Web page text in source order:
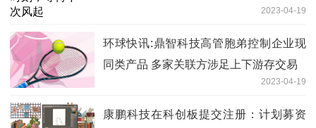
2023-04-19
环球快讯:鼎智科技高管胞弟控制企业现
同类产品 多家关联方涉足上下游存交易
2023-04-19
康鹏科技在科创板提交注册：计划募资